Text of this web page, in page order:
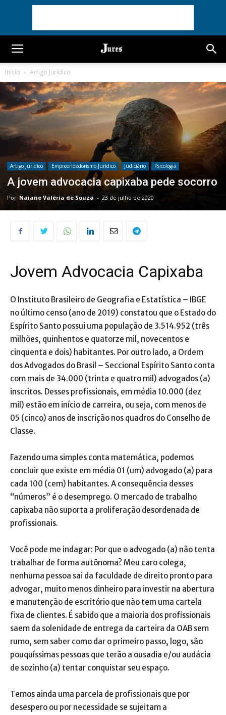
Início Artigo Jurídico
Artigo Jurídico Empreendedorismo Jurídico Judiciário Psicologia
A jovem advocacia capixaba pede socorro
Por Naiane Valéria de Souza - 23 de julho de 2020
Jovem Advocacia Capixaba
O Instituto Brasileiro de Geografia e Estatística – IBGE
no último censo (ano de 2019) constatou que o Estado do
Espírito Santo possui uma população de 3.514.952 (três
milhões, quinhentos e quatorze mil, novecentos e
cinquenta e dois) habitantes. Por outro lado, a Ordem
dos Advogados do Brasil – Seccional Espírito Santo conta
com mais de 34.000 (trinta e quatro mil) advogados (a)
inscritos. Desses profissionais, em média 10.000 (dez
mil) estão em início de carreira, ou seja, com menos de
05 (cinco) anos de inscrição nos quadros do Conselho de
Classe.
Fazendo uma simples conta matemática, podemos
concluir que existe em média 01 (um) advogado (a) para
cada 100 (cem) habitantes. A consequência desses
“números” é o desemprego. O mercado de trabalho
capixaba não suporta a proliferação desordenada de
profissionais.
Você pode me indagar: Por que o advogado (a) não tenta
trabalhar de forma autônoma? Meu caro colega,
nenhuma pessoa sai da faculdade de direito pronto para
advogar, muito menos dinheiro para investir na abertura
e manutenção de escritório que não tem uma cartela
fixa de clientes. É sabido que a maioria dos profissionais
saem da solenidade de entrega da carteira da OAB sem
rumo, sem saber como dar o primeiro passo, logo, são
pouquíssimas pessoas que terão a ousadia e/ou audácia
de sozinho (a) tentar conquistar seu espaço.
Temos ainda uma parcela de profissionais que por
desespero ou por necessidade se sujeitam a